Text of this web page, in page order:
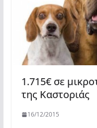
1.715€ σε
της Καστοριάς
16/12/2015